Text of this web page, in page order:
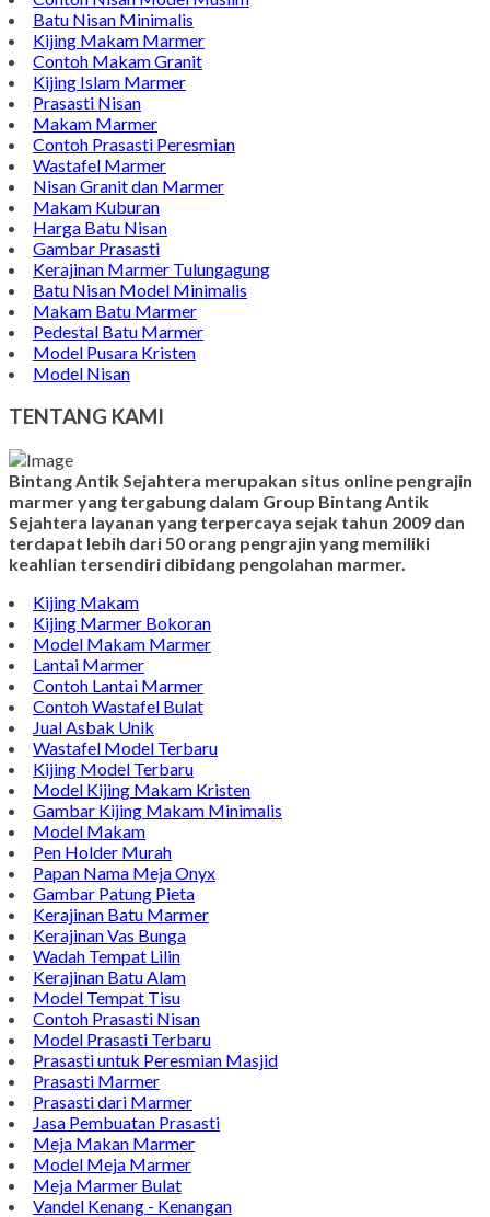
Batu Nisan Minimalis
Kijing Makam Marmer
Contoh Makam Granit
Kijing Islam Marmer
Prasasti Nisan
Makam Marmer
Contoh Prasasti Peresmian
Wastafel Marmer
Nisan Granit dan Marmer
Makam Kuburan
Harga Batu Nisan
Gambar Prasasti
Kerajinan Marmer Tulungagung
Batu Nisan Model Minimalis
Makam Batu Marmer
Pedestal Batu Marmer
Model Pusara Kristen
Model Nisan
TENTANG KAMI
Bintang Antik Sejahtera merupakan situs online pengrajin
marmer yang tergabung dalam Group Bintang Antik
Sejahtera layanan yang terpercaya sejak tahun 2009 dan
terdapat lebih dari 50 orang pengrajin yang memiliki
keahlian tersendiri dibidang pengolahan marmer.
Kijing Makam
Kijing Marmer Bokoran
Model Makam Marmer
Lantai Marmer
Contoh Lantai Marmer
Contoh Wastafel Bulat
Jual Asbak Unik
Wastafel Model Terbaru
Kijing Model Terbaru
Model Kijing Makam Kristen
Gambar Kijing Makam Minimalis
Model Makam
Pen Holder Murah
Papan Nama Meja Onyx
Gambar Patung Pieta
Kerajinan Batu Marmer
Kerajinan Vas Bunga
Wadah Tempat Lilin
Kerajinan Batu Alam
Model Tempat Tisu
Contoh Prasasti Nisan
Model Prasasti Terbaru
Prasasti untuk Peresmian Masjid
Prasasti Marmer
Prasasti dari Marmer
Jasa Pembuatan Prasasti
Meja Makan Marmer
Model Meja Marmer
Meja Marmer Bulat
Vandel Kenang - Kenangan